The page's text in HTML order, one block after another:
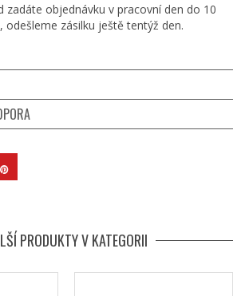
zadáte objednávku v pracovní den do 10
odešleme zásilku ještě tentýž den.
PRODUKTY V KATEGORII